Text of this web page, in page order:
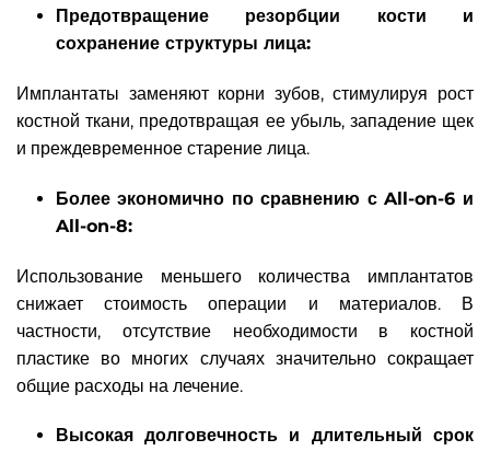
Предотвращение резорбции кости и
сохранение структуры лица:
Имплантаты заменяют корни зубов, стимулируя рост
костной ткани, предотвращая ее убыль, западение щек
и преждевременное старение лица.
Более экономично по сравнению с All-on-6 и
All-on-8:
Использование меньшего количества имплантатов
снижает стоимость операции и материалов. В
частности, отсутствие необходимости в костной
пластике во многих случаях значительно сокращает
общие расходы на лечение.
Высокая долговечность и длительный срок